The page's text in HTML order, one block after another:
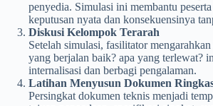
penyedia. Simulasi ini membantu peserta
keputusan nyata dan konsekuensinya
Diskusi Kelompok Terarah
Setelah simulasi, fasilitator
yang berjalan baik? apa yang terlewat?
internalisasi dan berbagi pengalaman.
Latihan Menyusun Dokumen
Persingkat dokumen teknis menjadi